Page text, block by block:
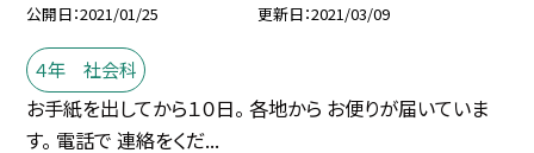
公開日 2021/01/25 更新日 2021/03/09
４年 社会科
お手紙を出してから１０日。 各地から お便りが届いていま
す。 電話で 連絡をくだ...